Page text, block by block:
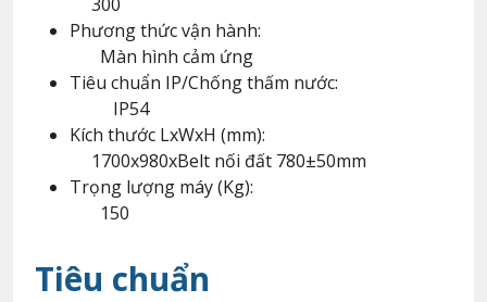
Phương thức vận hành:
Màn hình cảm ứng
Tiêu chuẩn IP/Chống thấm nước:
IP54
Kích thước LxWxH (mm):
1700x980xBelt nối đất 780±50mm
Trọng lượng máy (Kg):
150
Tiêu chuẩn